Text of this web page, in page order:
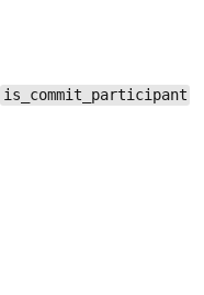
is_commit_participant